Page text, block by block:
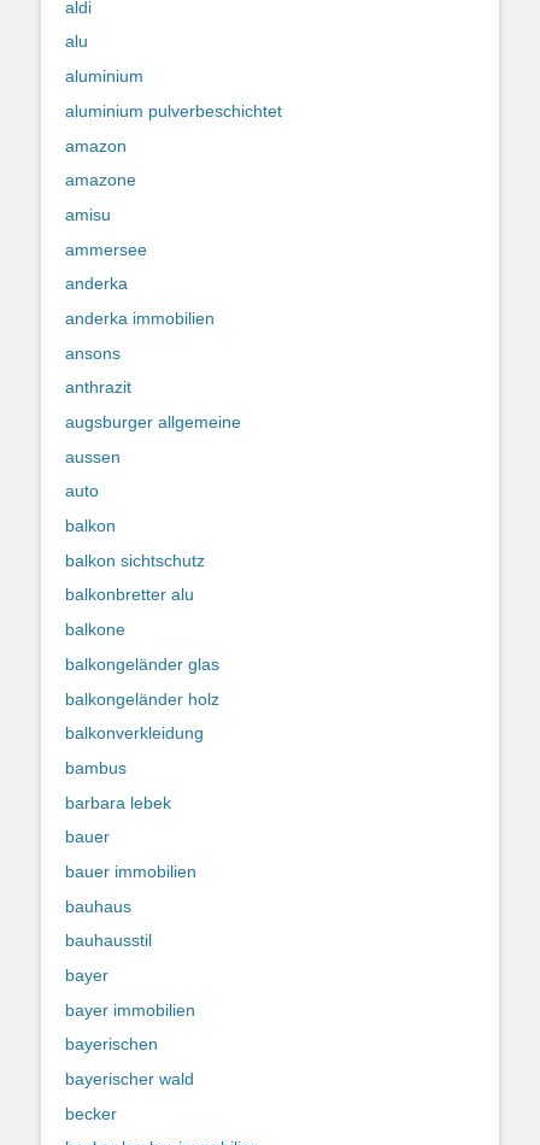
aldi
alu
aluminium
aluminium pulverbeschichtet
amazon
amazone
amisu
ammersee
anderka
anderka immobilien
ansons
anthrazit
augsburger allgemeine
aussen
auto
balkon
balkon sichtschutz
balkonbretter alu
balkone
balkongeländer glas
balkongeländer holz
balkonverkleidung
bambus
barbara lebek
bauer
bauer immobilien
bauhaus
bauhausstil
bayer
bayer immobilien
bayerischen
bayerischer wald
becker